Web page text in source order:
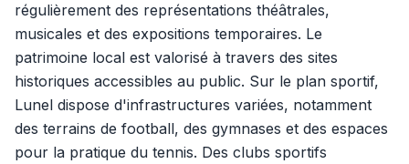
régulièrement des représentations théâtrales,
musicales et des expositions temporaires. Le
patrimoine local est valorisé à travers des sites
historiques accessibles au public. Sur le plan sportif,
Lunel dispose d'infrastructures variées, notamment
des terrains de football, des gymnases et des espaces
pour la pratique du tennis. Des clubs sportifs